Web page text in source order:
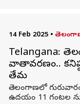
14 Feb 2025 •
Telangana:
వాతావరణం..
తేమ
తెలంగాణలో
ఉదయం 11 గంటల